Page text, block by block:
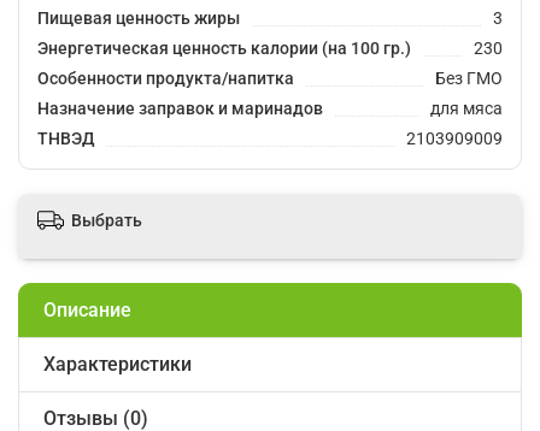
Пищевая ценность жиры
3
Энергетическая ценность калории (на 100 гр.)
230
Особенности продукта/напитка
Без ГМО
Назначение заправок и маринадов
для мяса
ТНВЭД
2103909009
Выбрать
Описание
Характеристики
Отзывы (0)